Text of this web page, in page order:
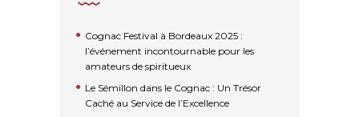
Cognac Festival à Bordeaux 2025 :
l’événement incontournable pour les
amateurs de spiritueux
Le Sémillon dans le Cognac : Un Trésor
Caché au Service de l’Excellence